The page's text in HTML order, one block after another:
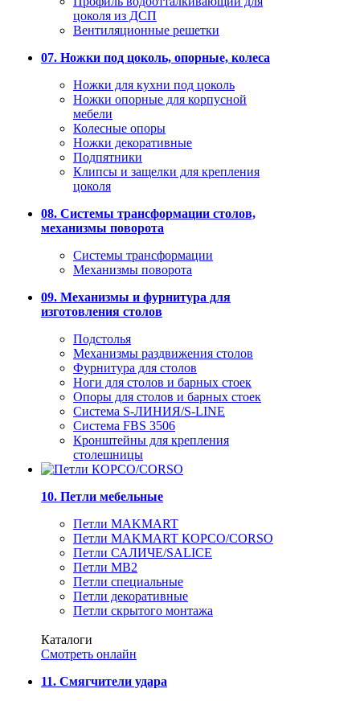
цоколя из ДСП
Вентиляционные решетки
07. Ножки под цоколь, опорные, колеса
Ножки для кухни под цоколь
Ножки опорные для корпусной
мебели
Колесные опоры
Ножки декоративные
Подпятники
Клипсы и защелки для крепления
цоколя
08. Системы трансформации столов,
механизмы поворота
Системы трансформации
Механизмы поворота
09. Механизмы и фурнитура для
изготовления столов
Подстолья
Механизмы раздвижения столов
Фурнитура для столов
Ноги для столов и барных стоек
Опоры для столов и барных стоек
Система S-ЛИНИЯ/S-LINE
Система FBS 3506
Кронштейны для крепления
столешницы
10. Петли мебельные
Петли MAKMART
Петли MAKMART КОРСО/CORSO
Петли САЛИЧЕ/SALICE
Петли MB2
Петли специальные
Петли декоративные
Петли скрытого монтажа
Каталоги
Смотреть онлайн
11. Смягчители удара